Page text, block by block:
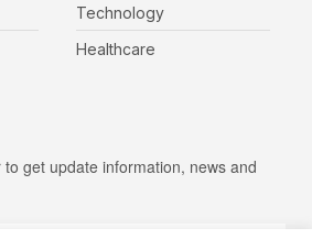
Technology
Healthcare
get update information, news and